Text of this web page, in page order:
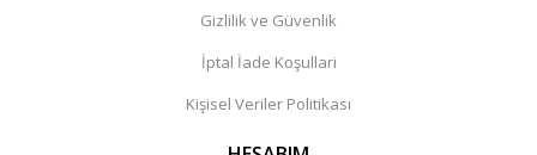
Gizlilik ve Güvenlik
İptal İade Koşullari
Kişisel Veriler Politikası